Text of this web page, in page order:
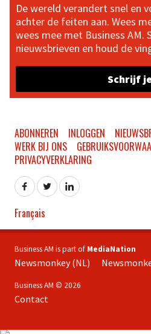
De wereld verandert snel en
achter de feiten aan. Wees
wees mee met Business AM.
nieuwsbrieven en houd de
Schrijf
ABONNEREN INLOGGEN
WERK BIJ ONS
PRIVACYVERKLARING
Français
Business AM is part of MediaNation
Newsmonkey (NL)
Business AM © 2026
Contact